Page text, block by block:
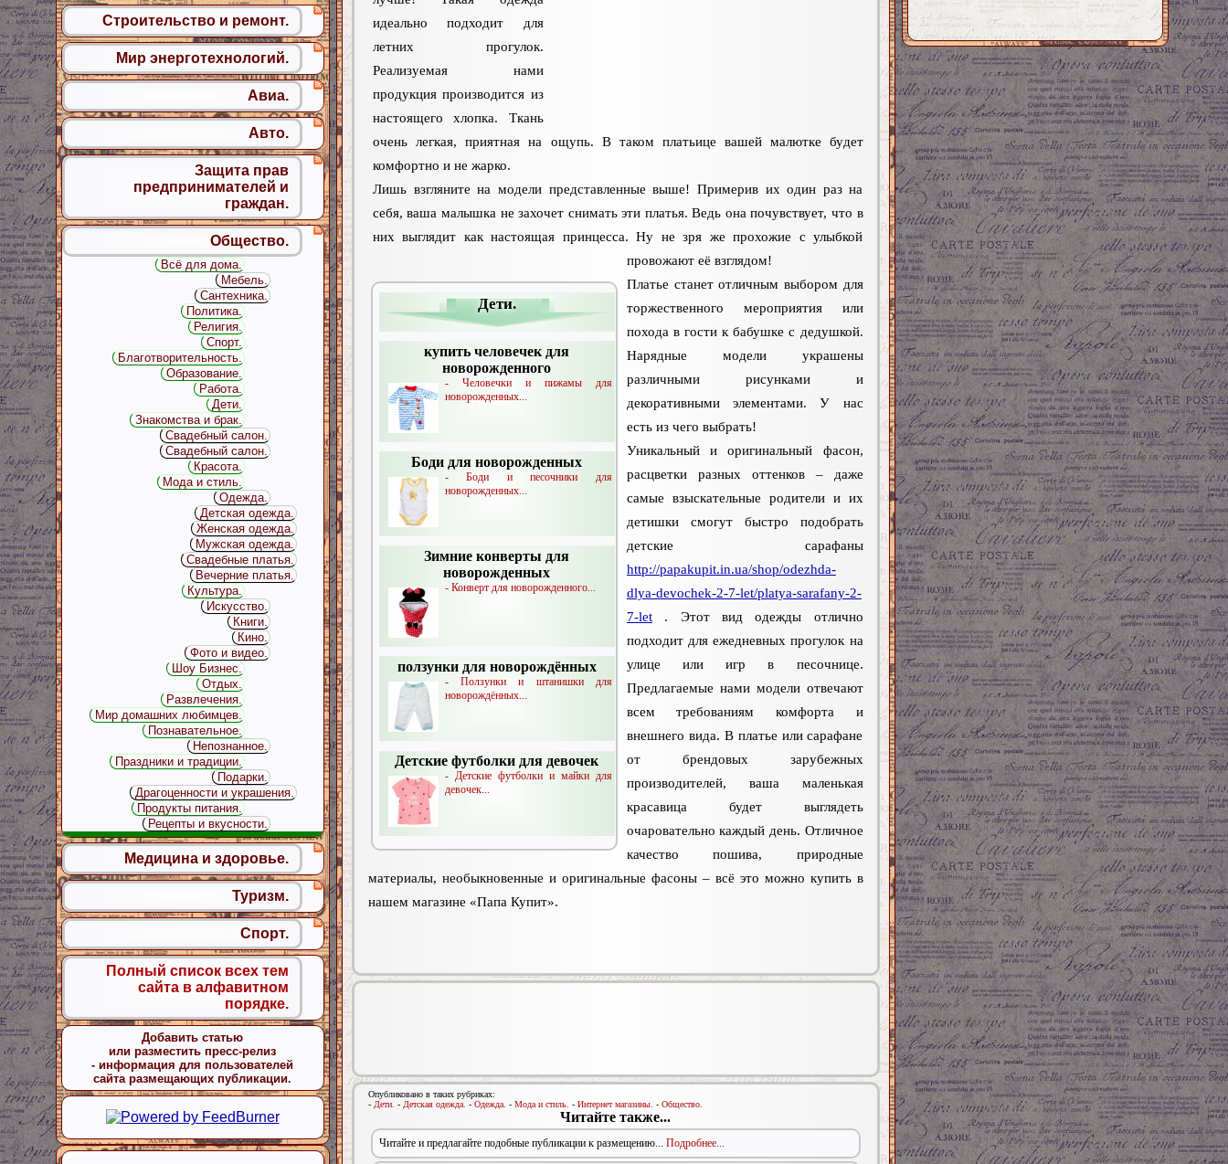
Дети.
купить человечек для
новорожденного
- Человечки и пижамы для
новорожденных...
Боди для новорожденных
- Боди и песочники для
новорожденных...
Зимние конверты для
новорожденных
- Конверт для новорожденного...
ползунки для новорождённых
- Ползунки и штанишки для
новорождённых...
Детские футболки для девочек
- Детские футболки и майки для
девочек...
идеально подходит для
летних прогулок.
Реализуемая нами
продукция производится из
настоящего хлопка. Ткань
очень легкая, приятная на ощупь. В таком платьице вашей малютке будет
комфортно и не жарко.
Лишь взгляните на модели представленные выше! Примерив их один раз на
себя, ваша малышка не захочет снимать эти платья. Ведь она почувствует, что в
них выглядит как настоящая принцесса. Ну не зря же прохожие с улыбкой
провожают её взглядом!
Платье станет отличным выбором для
торжественного мероприятия или
похода в гости к бабушке с дедушкой.
Нарядные модели украшены
различными рисунками и
декоративными элементами. У нас
есть из чего выбрать!
Уникальный и оригинальный фасон,
расцветки разных оттенков – даже
самые взыскательные родители и их
детишки смогут быстро подобрать
детские сарафаны
http://papakupit.in.ua/shop/odezhda-
dlya-devochek-2-7-let/platya-sarafany-2-
7-let. Этот вид одежды отлично
подходит для ежедневных прогулок на
улице или игр в песочнице.
Предлагаемые нами модели отвечают
всем требованиям комфорта и
внешнего вида. В платье или сарафане
от брендовых зарубежных
производителей, ваша маленькая
красавица будет выглядеть
очаровательно каждый день. Отличное
качество пошива, природные
материалы, необыкновенные и оригинальные фасоны – всё это можно купить в
нашем магазине «Папа Купит».
Опубликовано в таких рубриках:
- Дети. - Детская одежда. - Одежда. - Мода и стиль. - Интернет магазины. - Общество.
Читайте также...
Читайте и предлагайте подобные публикации к размещению... Подробнее...
Строительство и ремонт.
Мир энерготехнологий.
Авиа.
Авто.
Защита прав
предпринимателей и
граждан.
Общество.
Всё для дома.
Мебель.
Сантехника.
Политика.
Религия.
Спорт.
Благотворительность.
Образование.
Работа.
Дети.
Знакомства и брак.
Свадебный салон.
Свадебный салон.
Красота.
Мода и стиль.
Одежда.
Детская одежда.
Женская одежда.
Мужская одежда.
Свадебные платья.
Вечерние платья.
Культура.
Искусство.
Книги.
Кино.
Фото и видео.
Шоу Бизнес.
Отдых.
Развлечения.
Мир домашних любимцев.
Познавательное.
Непознанное.
Праздники и традиции.
Подарки.
Драгоценности и украшения.
Продукты питания.
Рецепты и вкусности.
Медицина и здоровье.
Туризм.
Спорт.
Полный список всех тем
сайта в алфавитном
порядке.
Добавить статью
или разместить пресс-релиз
- информация для пользователей
сайта размещающих публикации.